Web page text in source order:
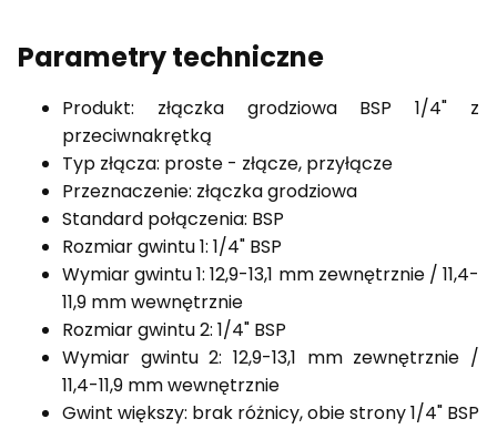
Parametry techniczne
Produkt: złączka grodziowa BSP 1/4" z
przeciwnakrętką
Typ złącza: proste - złącze, przyłącze
Przeznaczenie: złączka grodziowa
Standard połączenia: BSP
Rozmiar gwintu 1: 1/4" BSP
Wymiar gwintu 1: 12,9-13,1 mm zewnętrznie / 11,4-
11,9 mm wewnętrznie
Rozmiar gwintu 2: 1/4" BSP
Wymiar gwintu 2: 12,9-13,1 mm zewnętrznie /
11,4-11,9 mm wewnętrznie
Gwint większy: brak różnicy, obie strony 1/4" BSP